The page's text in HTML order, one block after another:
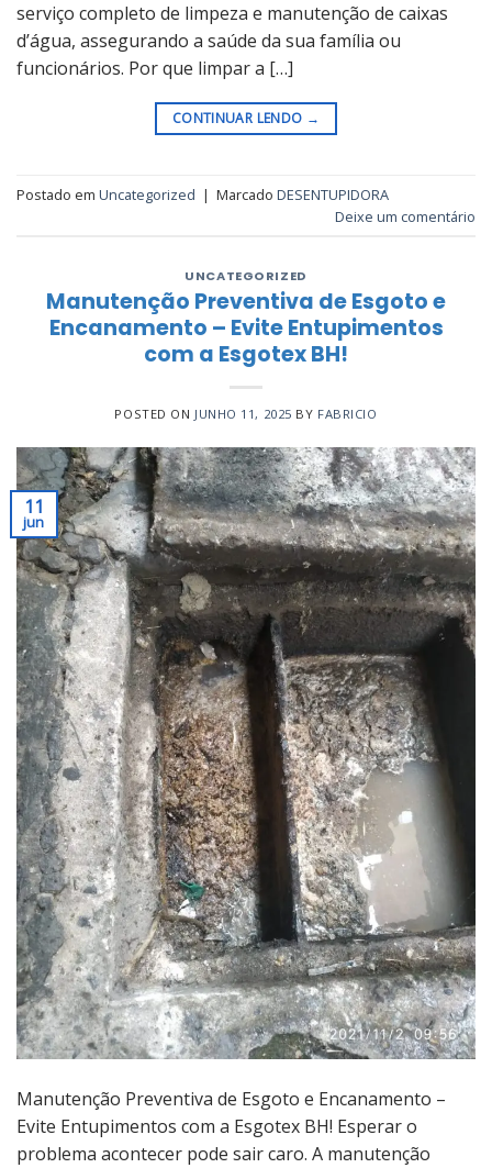
serviço completo de limpeza e manutenção de caixas
d’água, assegurando a saúde da sua família ou
funcionários. Por que limpar a […]
CONTINUAR LENDO →
Postado em Uncategorized | Marcado DESENTUPIDORA
Deixe um comentário
UNCATEGORIZED
Manutenção Preventiva de Esgoto e
Encanamento – Evite Entupimentos
com a Esgotex BH!
POSTED ON JUNHO 11, 2025 BY FABRICIO
11
jun
Manutenção Preventiva de Esgoto e Encanamento –
Evite Entupimentos com a Esgotex BH! Esperar o
problema acontecer pode sair caro. A manutenção